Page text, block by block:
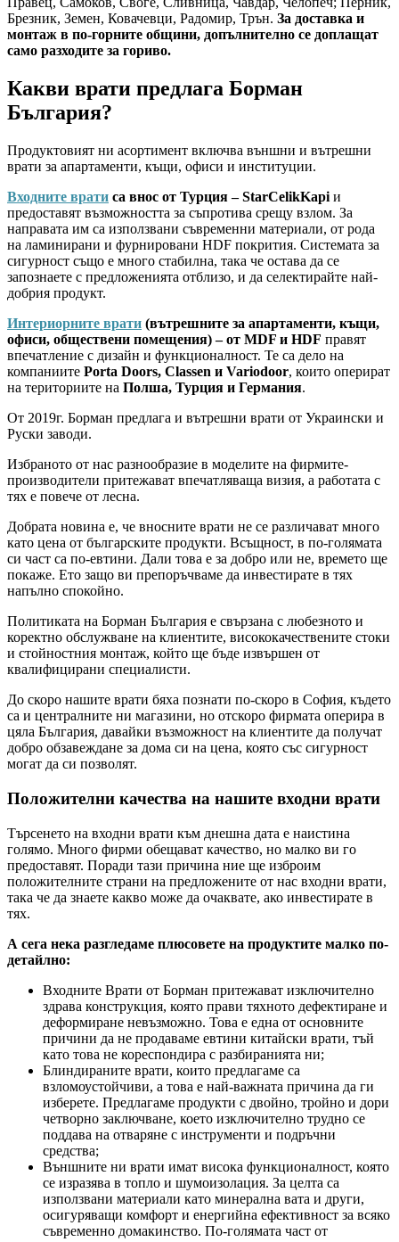
Брезник, Земен, Ковачевци, Радомир, Трън. За доставка и
монтаж в по-горните общини, допълнително се доплащат
само разходите за гориво.
Какви врати предлага Борман
България?
Продуктовият ни асортимент включва външни и вътрешни
врати за апартаменти, къщи, офиси и институции.
Входните врати са внос от Турция – StarCelikKapi и
предоставят възможността за съпротива срещу взлом. За
направата им са използвани съвременни материали, от рода
на ламинирани и фурнировани HDF покрития. Системата за
сигурност също е много стабилна, така че остава да се
запознаете с предложенията отблизо, и да селектирайте най-
добрия продукт.
Интериорните врати (вътрешните за апартаменти, къщи,
офиси, обществени помещения) – от MDF и HDF правят
впечатление с дизайн и функционалност. Те са дело на
компаниите Porta Doors, Classen и Variodoor, които оперират
на териториите на Полша, Турция и Германия.
От 2019г. Борман предлага и вътрешни врати от Украински и
Руски заводи.
Избраното от нас разнообразие в моделите на фирмите-
производители притежават впечатляваща визия, а работата с
тях е повече от лесна.
Добрата новина е, че вносните врати не се различават много
като цена от българските продукти. Всъщност, в по-голямата
си част са по-евтини. Дали това е за добро или не, времето ще
покаже. Ето защо ви препоръчваме да инвестирате в тях
напълно спокойно.
Политиката на Борман България е свързана с любезното и
коректно обслужване на клиентите, висококачествените стоки
и стойностния монтаж, който ще бъде извършен от
квалифицирани специалисти.
До скоро нашите врати бяха познати по-скоро в София, където
са и централните ни магазини, но отскоро фирмата оперира в
цяла България, давайки възможност на клиентите да получат
добро обзавеждане за дома си на цена, която със сигурност
могат да си позволят.
Положителни качества на нашите входни врати
Търсенето на входни врати към днешна дата е наистина
голямо. Много фирми обещават качество, но малко ви го
предоставят. Поради тази причина ние ще изброим
положителните страни на предложените от нас входни врати,
така че да знаете какво може да очаквате, ако инвестирате в
тях.
А сега нека разгледаме плюсовете на продуктите малко по-
детайлно:
Входните Врати от Борман притежават изключително
здрава конструкция, която прави тяхното дефектиране и
деформиране невъзможно. Това е една от основните
причини да не продаваме евтини китайски врати, тъй
като това не кореспондира с разбиранията ни;
Блиндираните врати, които предлагаме са
взломоустойчиви, а това е най-важната причина да ги
изберете. Предлагаме продукти с двойно, тройно и дори
четворно заключване, което изключително трудно се
поддава на отваряне с инструменти и подръчни
средства;
Външните ни врати имат висока функционалност, която
се изразява в топло и шумоизолация. За целта са
използвани материали като минерална вата и други,
осигуряващи комфорт и енергийна ефективност за всяко
съвременно домакинство. По-голямата част от